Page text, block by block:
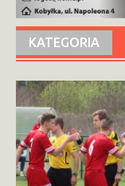
KATEGORIA